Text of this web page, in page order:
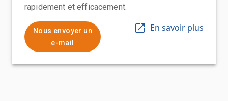
rapidement et efficacement.
Nous envoyer un
e-mail
En savoir plus